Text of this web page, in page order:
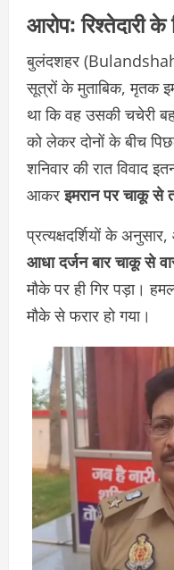
आरोप: रिश्तेदारी
बुलंदशहर
सूत्रों के मुताबिक, मृतक
था कि वह उसकी चचेरी
को लेकर दोनों के बीच
शनिवार की रात विवाद
आकरइमरान पर चाकू से
प्रत्यक्षदर्शियों के
आधा दर्जन बार चाकू से
मौके पर ही गिर पड़ा।
मौके से फरार हो गया।